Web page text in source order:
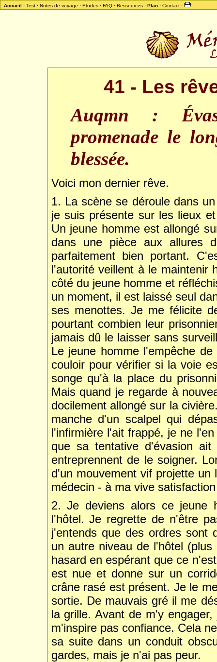
Accueil · Test· Notes de voyage · Etudes· FAQ· Ressources· Plan· Contact·
41 - Les
Auqmn :
promenade le
blessée.
Voici mon dernier rêve.
1. La scène se déroule dans
je suis présente sur les lieux
Un jeune homme est allongé
dans une pièce aux allures
parfaitement bien portant.
l'autorité veillent à le maintenir
côté du jeune homme et
un moment, il est laissé seul
ses menottes. Je me félicite
pourtant combien leur
jamais dû le laisser sans
Le jeune homme l'empêche
couloir pour vérifier si la voie
songe qu'à la place du
Mais quand je regarde à
docilement allongé sur la
manche d'un scalpel qui
l'infirmière l'ait frappé, je ne
que sa tentative d'évasion
entreprennent de le soigner.
d'un mouvement vif projette un
médecin - à ma vive
2. Je deviens alors ce jeune
l'hôtel. Je regrette de n'être
j'entends que des ordres sont
un autre niveau de l'hôtel
hasard en espérant que ce
est nue et donne sur un
crâne rasé est présent. Je le
sortie. De mauvais gré il me
la grille. Avant de m'y
m'inspire pas confiance. Cela
sa suite dans un conduit
gardes, mais je n'ai pas peur.